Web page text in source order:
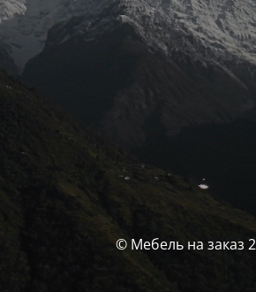
© Мебель на заказ